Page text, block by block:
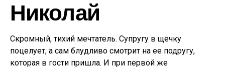
Николай
Скромный, тихий мечтатель. Супругу в щечку
поцелует, а сам блудливо смотрит на ее подругу,
которая в гости пришла. И при первой же